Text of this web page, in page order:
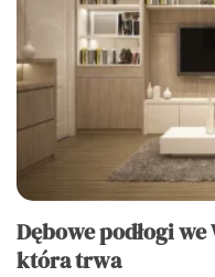
Dębowe podłogi
która trwa